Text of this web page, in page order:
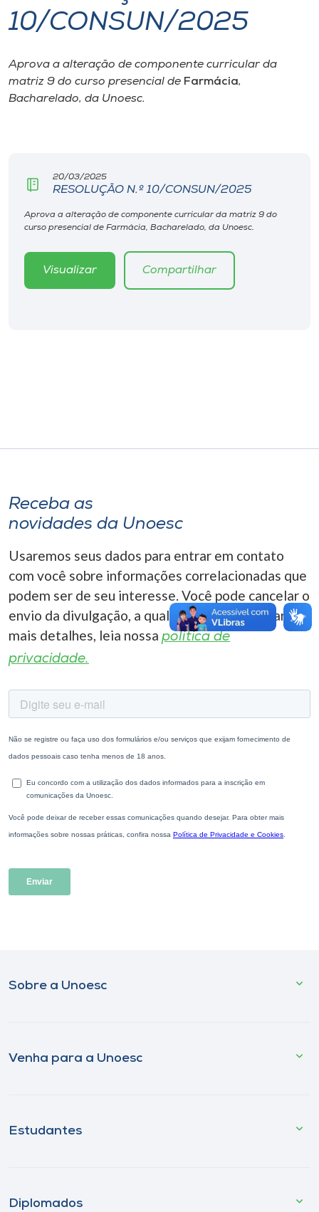
I.nova
Diplomados
Rádio
A+
10/CONSUN/2025
Aprova a alteração de componente curricular da
matriz 9 do curso presencial de Farmácia,
Bacharelado, da Unoesc.
20/03/2025
RESOLUÇÃO N.º 10/CONSUN/2025
Aprova a alteração de componente curricular da matriz 9 do
curso presencial de Farmácia, Bacharelado, da Unoesc.
Visualizar Compartilhar
Receba as
novidades da Unoesc
Usaremos seus dados para entrar em contato
com você sobre informações correlacionadas que
podem ser de seu interesse. Você pode cancelar o
envio da divulgação, a qualquer momento. Para
mais detalhes, leia nossa política de
privacidade.
Sobre a Unoesc
Venha para a Unoesc
Estudantes
Diplomados